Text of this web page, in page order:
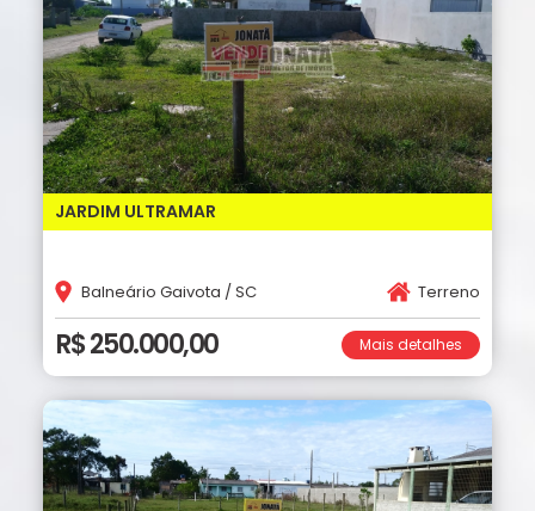
JARDIM ULTRAMAR
Balneário Gaivota / SC Terreno
R$ 250.000,00 Mais detalhes